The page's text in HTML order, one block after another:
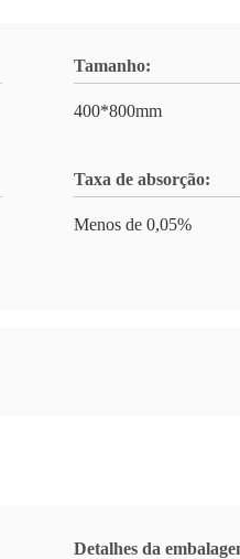
Tamanho:
400*800mm
Taxa de absorção:
Menos de 0,05%
Detalhes da